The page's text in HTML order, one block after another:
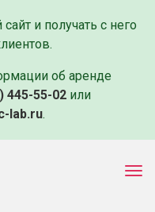
и получать с него
об аренде
445-55-02 или
lab.ru.